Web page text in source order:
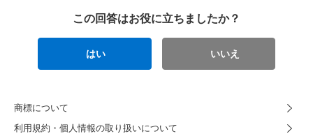
この回答はお役に立ちましたか？
はい いいえ
商標について
利用規約・個人情報の取り扱いについて